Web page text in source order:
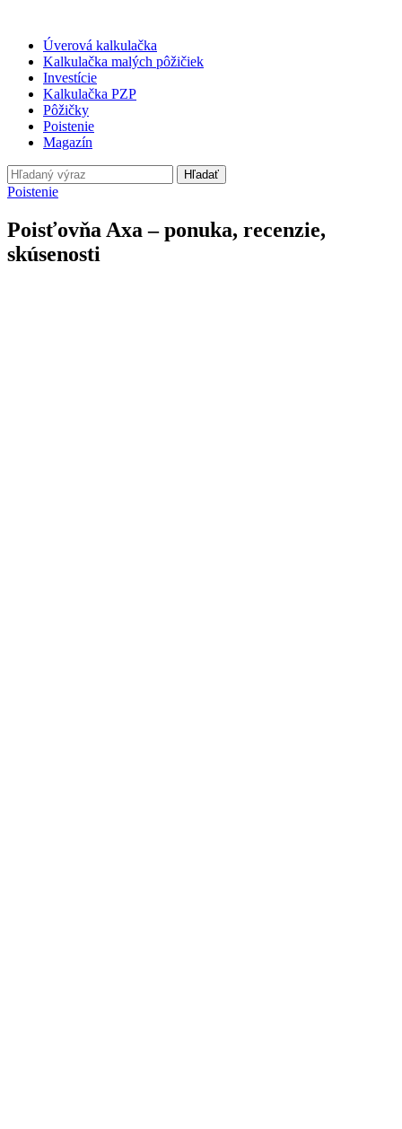
Úverová kalkulačka
Kalkulačka malých pôžičiek
Investície
Kalkulačka PZP
Pôžičky
Poistenie
Magazín
Hľadať
Poistenie
Poisťovňa Axa – ponuka, recenzie,
skúsenosti